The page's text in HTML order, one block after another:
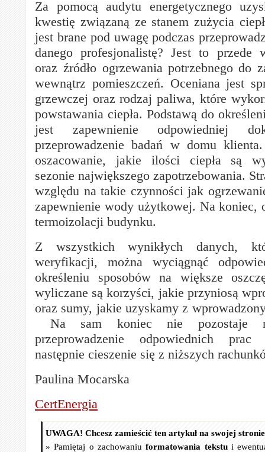
Za pomocą audytu energetycznego
kwestię związaną ze stanem zużycia
jest brane pod uwagę podczas
danego profesjonalistę? Jest to przede
oraz źródło ogrzewania potrzebnego do
wewnątrz pomieszczeń. Oceniana jest
grzewczej oraz rodzaj paliwa, które
powstawania ciepła. Podstawą do
jest zapewnienie odpowiedniej
przeprowadzenie badań w domu
oszacowanie, jakie ilości ciepła są
sezonie największego zapotrzebowania.
względu na takie czynności jak
zapewnienie wody użytkowej. Na koniec,
termoizolacji budynku.
Z wszystkich wynikłych danych,
weryfikacji, można wyciągnąć
określeniu sposobów na większe
wyliczane są korzyści, jakie przyniosą
oraz sumy, jakie uzyskamy z
Na sam koniec nie pozostaje
przeprowadzenie odpowiednich
następnie cieszenie się z niższych
Paulina Mocarska
CertEnergia
UWAGA! Chcesz zamieścić ten artykuł na swojej
» Pamiętaj o zachowaniuformatowania tekstui